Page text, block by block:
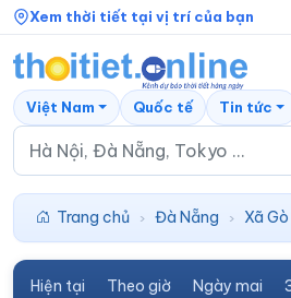
Xem thời tiết tại vị trí của bạn
Việt Nam Quốc tế Tin tức
Trang chủ › Đà Nẵng › Xã
Hiện tại Theo giờ Ngày mai